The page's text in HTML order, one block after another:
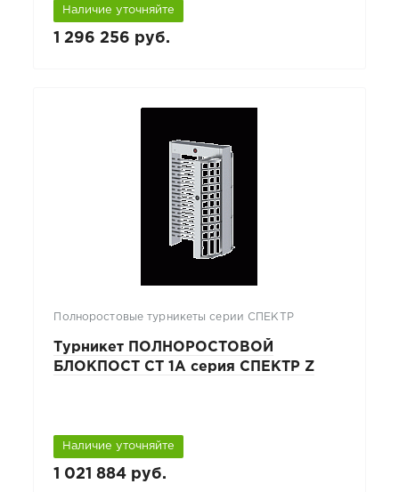
Наличие уточняйте
1 296 256 руб.
Полноростовые турникеты серии СПЕКТР
Турникет ПОЛНОРОСТОВОЙ
БЛОКПОСТ СТ 1А серия СПЕКТР Z
Наличие уточняйте
1 021 884 руб.